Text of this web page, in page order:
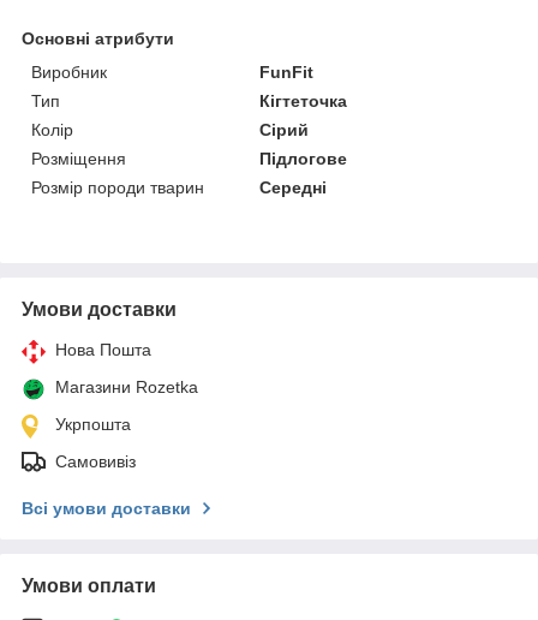
Основні атрибути
Виробник
FunFit
Тип
Кігтеточка
Колір
Сірий
Розміщення
Підлогове
Розмір породи тварин
Середні
Умови доставки
Нова Пошта
Магазини Rozetka
Укрпошта
Самовивіз
Всі умови доставки
Умови оплати